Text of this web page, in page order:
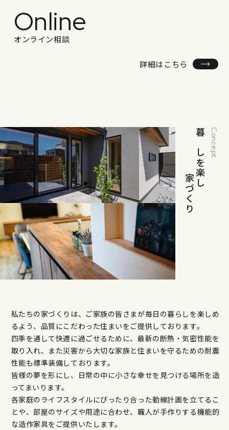
Online
オンライン相談
詳細はこちら
Concept
暮らしを楽しむ
家づくり
私たちの家づくりは、ご家族の皆さまが毎日の暮らしを楽しめ
るよう、品質にこだわった住まいをご提供しております。
四季を通して快適に過ごせるために、最新の断熱・気密性能を
取り入れ、また災害から大切な家族と住まいを守るための耐震
性能も標準装備しております。
皆様の夢を形にし、日常の中に小さな幸せを見つける場所を造
ってまいります。
各家庭のライフスタイルにぴったり合った動線計画を立てるこ
とや、部屋のサイズや用途に合わせ、職人が手作りする機能的
な造作家具をご提供いたします。